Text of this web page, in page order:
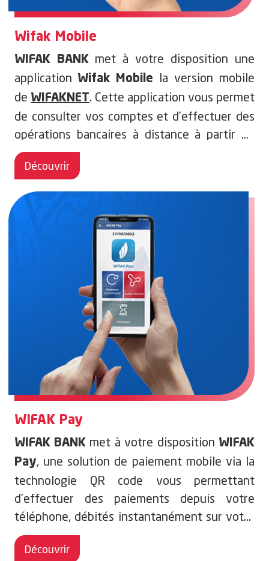
Wifak Mobile
WIFAK BANK met à votre disposition une
application Wifak Mobile
la version mobile
de WIFAKNET . Cette application vous permet
de consulter vos comptes et d’effectuer des
opérations bancaires à distance à partir de
votre smartphone.
Découvrir
WIFAK Pay
WIFAK BANK met à votre disposition WIFAK
Pay, une solution de paiement mobile via la
technologie QR code vous permettant
d’effectuer des paiements depuis votre
téléphone, débités instantanément sur votre
compte. Désormais vous pouvez payer vos
achats de produits et services en toute
Découvrir